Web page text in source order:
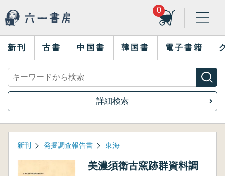
0
新刊 古書 中国書 韓国書 電子書籍
詳細検索
新刊 発掘調査報告書 東海
美濃須衛古窯跡群資料調